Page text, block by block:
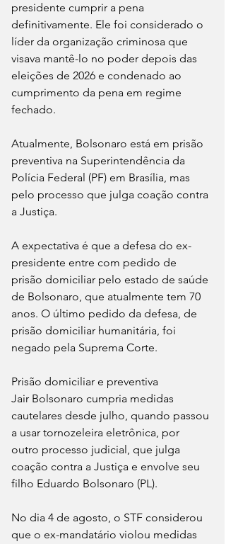
presidente cumprir a pena
definitivamente. Ele foi considerado o
líder da organização criminosa que
visava mantê-lo no poder depois das
eleições de 2026 e condenado ao
cumprimento da pena em regime
fechado.
Atualmente, Bolsonaro está em prisão
preventiva na Superintendência da
Polícia Federal (PF) em Brasília, mas
pelo processo que julga coação contra
a Justiça.
A expectativa é que a defesa do ex-
presidente entre com pedido de
prisão domiciliar pelo estado de saúde
de Bolsonaro, que atualmente tem 70
anos. O último pedido da defesa, de
prisão domiciliar humanitária, foi
negado pela Suprema Corte.
Prisão domiciliar e preventiva
Jair Bolsonaro cumpria medidas
cautelares desde julho, quando passou
a usar tornozeleira eletrônica, por
outro processo judicial, que julga
coação contra a Justiça e envolve seu
filho Eduardo Bolsonaro (PL).
No dia 4 de agosto, o STF considerou
que o ex-mandatário violou medidas